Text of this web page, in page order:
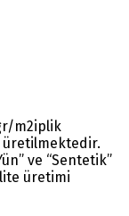
m2iplik
üretilmektedir.
ve “Sentetik”
üretimi